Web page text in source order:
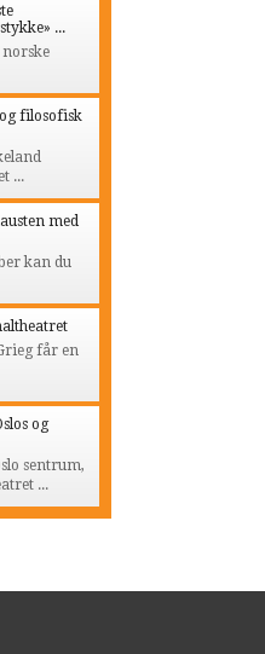
...
norske
filosofisk
...
med
kan du
får en
og
sentrum,
...